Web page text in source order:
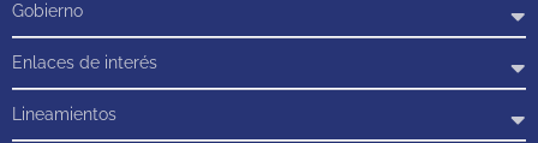
Gobierno
Enlaces de interés
Lineamientos